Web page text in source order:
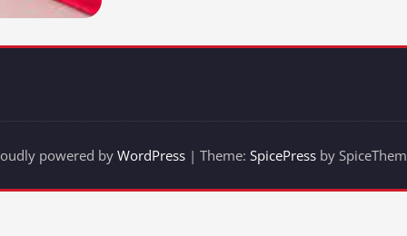
powered by WordPress | Theme: SpicePress by